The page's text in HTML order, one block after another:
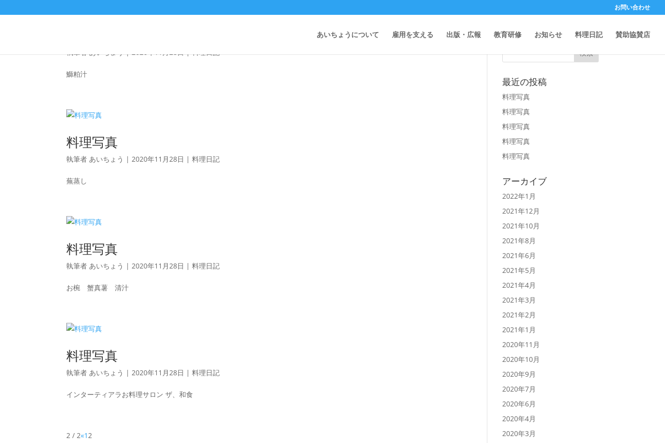
お問い合わせ
あいちょうについて 雇用を支える 出版・広報 教育研修 お知らせ 料理日記 賛助協賛店
執筆者あいちょう|2020年11月28日|料理日記
鰤粕汁
料理写真
執筆者 あいちょう |2020年11月28日 |料理日記
蕪蒸し
料理写真
執筆者 あいちょう |2020年11月28日 |料理日記
お椀 蟹真薯 清汁
料理写真
執筆者 あいちょう |2020年11月28日 |料理日記
インターティアラお料理サロン ザ、和食
2 / 2«12
記事から検索
最近の投稿
料理写真
料理写真
料理写真
料理写真
料理写真
アーカイブ
2022年1月
2021年12月
2021年10月
2021年8月
2021年6月
2021年5月
2021年4月
2021年3月
2021年2月
2021年1月
2020年11月
2020年10月
2020年9月
2020年7月
2020年6月
2020年4月
2020年3月